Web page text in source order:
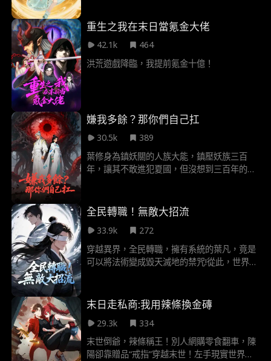
重生之我在末日當氪金大佬
42.1k
464
洪荒遊戲降臨，我提前氪金十億！
嫌我多餘？那你們自己扛
30.5k
389
葉修身為鎮妖關的人族大能，鎮壓妖族三百
年，讓其不敢進犯夏國，但沒想到三百年的安
甚至就連夏國王庭，都對其非常不看好，最終
葉修被強行逐出鎮妖關，最終妖族沒有了鎮
壓，開始進犯，整個夏國全都慌亂成了一團，
這才知道了葉修的重要性，但葉修早已經不管
這些，隻身來到了乾國，幫助他們抵禦妖族
全民轉職！無敵大招流
33.9k
272
穿越異界，全民轉職，擁有系統的葉凡，竟是
可以將法術變成毀天滅地的禁咒!從此，世界我
末日走私商:我用辣條換金磚
29.3k
334
末世倒爺，辣條稱王！別人網購零食翻車，陳
陽卻靠贈品“戒指”穿越末世！左手現實世界當